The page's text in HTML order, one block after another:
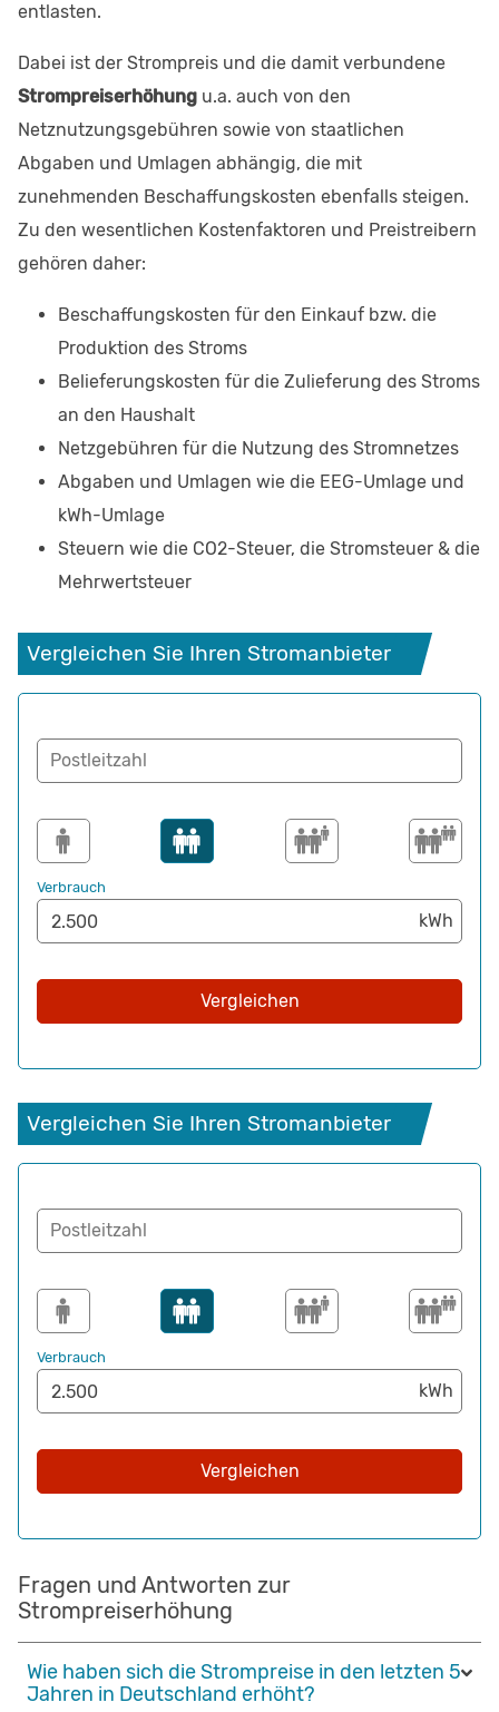
entlasten.
Dabei ist der Strompreis und die damit verbundene
Strompreiserhöhung u.a. auch von den
Netznutzungsgebühren sowie von staatlichen
Abgaben und Umlagen abhängig, die mit
zunehmenden Beschaffungskosten ebenfalls steigen.
Zu den wesentlichen Kostenfaktoren und Preistreibern
gehören daher:
Beschaffungskosten für den Einkauf bzw. die
Produktion des Stroms
Belieferungskosten für die Zulieferung des Stroms
an den Haushalt
Netzgebühren für die Nutzung des Stromnetzes
Abgaben und Umlagen wie die EEG-Umlage und
kWh-Umlage
Steuern wie die CO2-Steuer, die Stromsteuer & die
Mehrwertsteuer
Vergleichen Sie Ihren Stromanbieter
Postleitzahl
Verbrauch
Vergleichen
Vergleichen Sie Ihren Stromanbieter
Postleitzahl
Verbrauch
Vergleichen
Fragen und Antworten zur
Strompreiserhöhung
Wie haben sich die Strompreise in den letzten 5
Jahren in Deutschland erhöht?